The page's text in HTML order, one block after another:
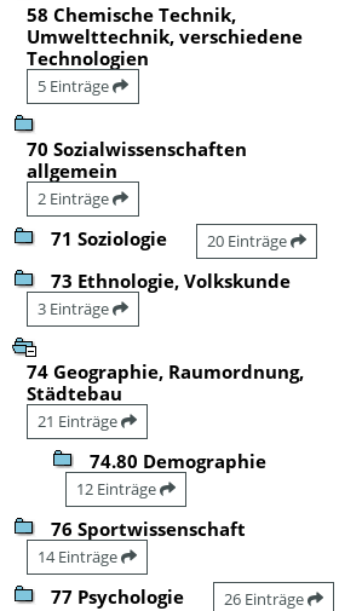
58 Chemische Technik,
Umwelttechnik, verschiedene
Technologien
5 Einträge
70 Sozialwissenschaften
allgemein
2 Einträge
71 Soziologie 20 Einträge
73 Ethnologie, Volkskunde
3 Einträge
74 Geographie, Raumordnung,
Städtebau
21 Einträge
74.80 Demographie
12 Einträge
76 Sportwissenschaft
14 Einträge
77 Psychologie 26 Einträge